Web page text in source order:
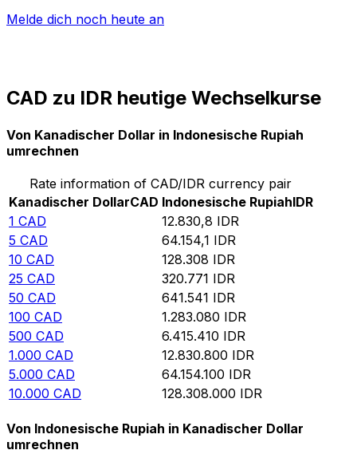
Melde dich noch heute an
CAD zu IDR heutige Wechselkurse
Von Kanadischer Dollar in Indonesische Rupiah
umrechnen
Rate information of CAD/IDR currency pair
Kanadischer DollarCAD Indonesische RupiahIDR
1 CAD 12.830,8 IDR
5 CAD 64.154,1 IDR
10 CAD 128.308 IDR
25 CAD 320.771 IDR
50 CAD 641.541 IDR
100 CAD 1.283.080 IDR
500 CAD 6.415.410 IDR
1.000 CAD 12.830.800 IDR
5.000 CAD 64.154.100 IDR
10.000 CAD 128.308.000 IDR
Von Indonesische Rupiah in Kanadischer Dollar
umrechnen